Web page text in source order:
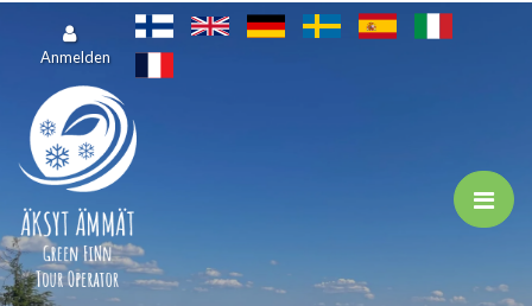
Zum Hauptinhalt springen
Anmelden